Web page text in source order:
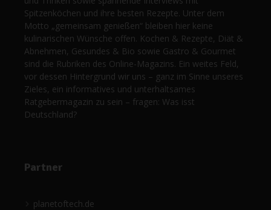
Spitzenköchen und ihre besten Rezepte. Unter dem
Motto „gemeinsam genießen“ bleiben hier keine
kulinarischen Wünsche offen. Kochen & Rezepte, Diät &
Abnehmen, Gesundes & Bio sowie Gastro & Gourmet
sind die Rubriken des Online-Magazins. Ein weites Feld,
vor dessen Hintergrund wir uns – ganz im Sinne unseres
Zieles, ein informatives und unterhaltsames
Ratgebermagazin zu sein – fragen: Was isst
Deutschland?
Partner
planetoftech.de